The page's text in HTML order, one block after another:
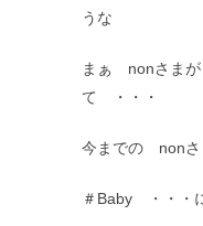
うな
まぁ nonさま
て ・・・
今までの non
＃Baby ・・・